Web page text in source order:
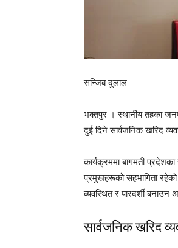
सन्जिब दुलाल
भक्तपुर । स्थानीय तहका
दुई दिने सार्वजनिक खरिद
कार्यक्रममा बागमती
प्रमुखहरूको सहभागिता रहेको
व्यवस्थित र पारदर्शी
सार्वजनिक खरिद